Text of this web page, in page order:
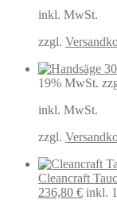
inkl. MwSt.
zzgl.
19% MwSt.
inkl. MwSt.
zzgl.
Cleancraft
Ursprünglicher
236,80 € inkl.